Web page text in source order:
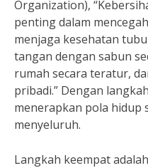
Organization),
penting dalam
menjaga kesehatan
tangan dengan sabun
rumah secara teratur,
pribadi.” Dengan
menerapkan pola hidup
menyeluruh.
Langkah keempat